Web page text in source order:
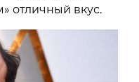
отличный вкус.